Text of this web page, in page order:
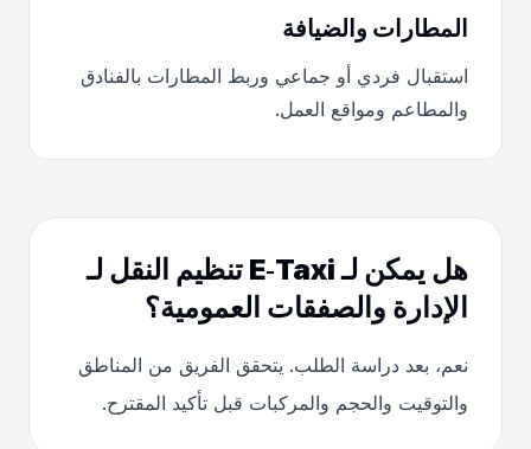
المطارات والضيافة
استقبال فردي أو جماعي وربط المطارات بالفنادق
والمطاعم ومواقع العمل.
هل يمكن لـ E‑Taxi تنظيم النقل لـ
الإدارة والصفقات العمومية؟
نعم، بعد دراسة الطلب. يتحقق الفريق من المناطق
والتوقيت والحجم والمركبات قبل تأكيد المقترح.